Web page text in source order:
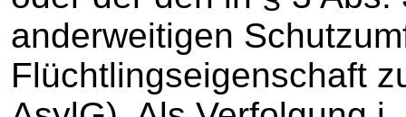
anderweitigen
Flüchtlingseigenschaft